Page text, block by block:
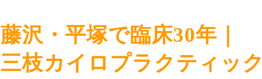
藤沢・平塚で臨床30年｜
三枝カイロプラクティッ